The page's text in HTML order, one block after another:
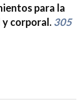
para la
y corporal. 305